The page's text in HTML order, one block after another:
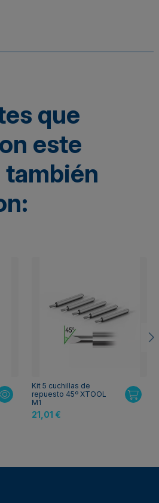
que
este
Kit 5 cuchillas de
repuesto 45º XTOOL
M1
21,01 €